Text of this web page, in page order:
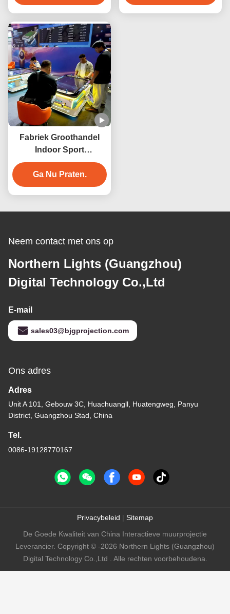
Muntbediende Pooltafel
Digitale biljart tafel
Fabriek Groothandel
Indoor Sport
Entertainment Product
3D Virtual Reality Biljart
Spelmachine
Ga Nu Praten.
Neem contact met ons op
Northern Lights (Guangzhou)
Digital Technology Co.,Ltd
E-mail
sales03@bjgprojection.com
Ons adres
Adres
Unit A 101, Gebouw 3C, Huachuangll, Huatengweg, Panyu
District, Guangzhou Stad, China
Tel.
0086-19128770167
Privacybeleid | Sitemap
De Goede Kwaliteit van China Interactieve muurprojectie
Leverancier. Copyright © -2026 Northern Lights (Guangzhou)
Digital Technology Co.,Ltd . Alle rechten voorbehoudena.